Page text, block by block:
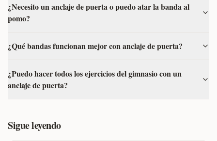
¿Necesito un anclaje de puerta o puedo atar la banda al
pomo?
¿Qué bandas funcionan mejor con anclaje de puerta?
¿Puedo hacer todos los ejercicios del gimnasio con un
anclaje de puerta?
Sigue leyendo